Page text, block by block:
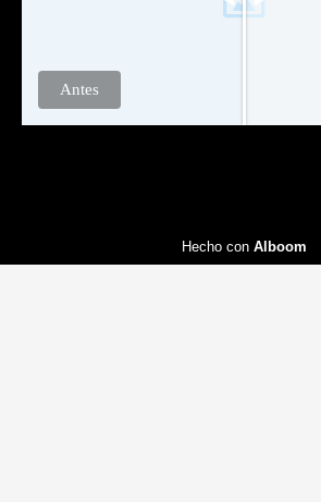
Antes
Hecho con Alboom